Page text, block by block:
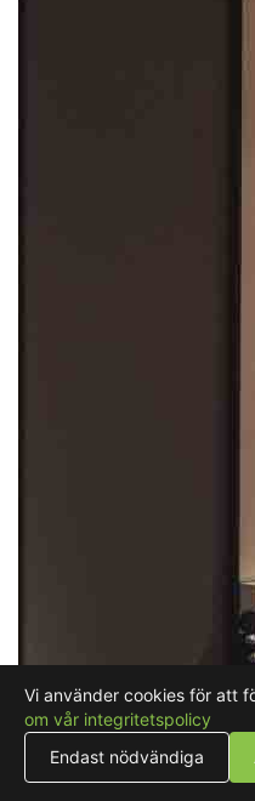
Vi använder cookies för att
om vår integritetspolicy
Endast nödvändiga